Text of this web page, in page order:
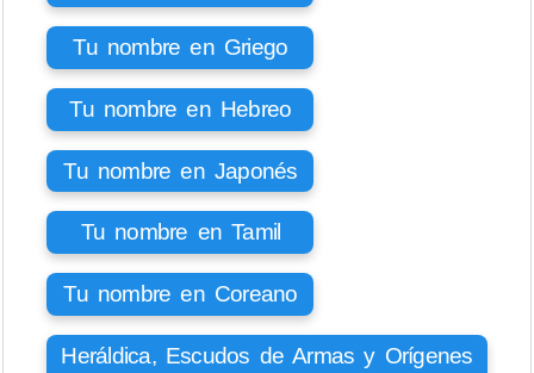
Tu nombre en Griego
Tu nombre en Hebreo
Tu nombre en Japonés
Tu nombre en Tamil
Tu nombre en Coreano
Heráldica, Escudos de Armas y Orígenes